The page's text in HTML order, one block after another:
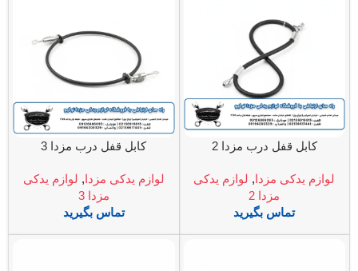
کابل قفل درب مزدا 2
لوازم یدکی مزدا, لوازم یدکی
مزدا 2
تماس بگیرید
کابل قفل درب مزدا 3
لوازم یدکی مزدا, لوازم یدکی
مزدا 3
تماس بگیرید